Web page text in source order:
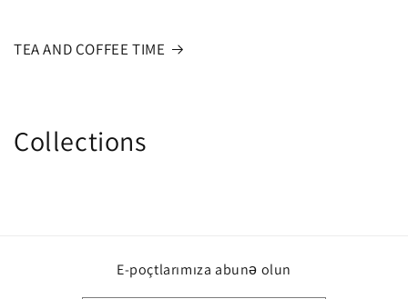
TEA AND COFFEE TIME
Collections
E-poçtlarımıza abunə olun